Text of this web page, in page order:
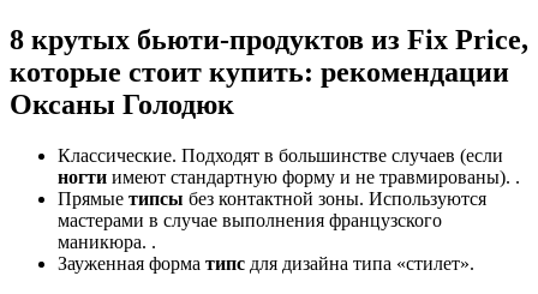
8 крутых бьюти-продуктов из Fix Price,
которые стоит купить: рекомендации
Оксаны Голодюк
Классические. Подходят в большинстве случаев (если
ногти имеют стандартную форму и не травмированы). .
Прямые типсы без контактной зоны. Используются
мастерами в случае выполнения французского
маникюра. .
Зауженная форма типс для дизайна типа «стилет».